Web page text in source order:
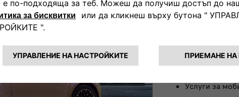
Използвай пълния
Пълна гама
нужди
Инсталация
Услуги за